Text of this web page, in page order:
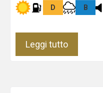
D B
Leggi tutto